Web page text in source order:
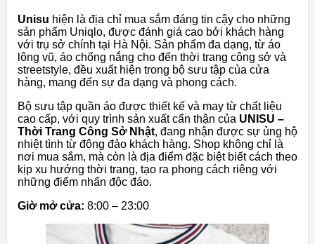
Unisu hiện là địa chỉ mua sắm đáng tin cậy cho những
sản phẩm Uniqlo, được đánh giá cao bởi khách hàng
với trụ sở chính tại Hà Nội. Sản phẩm đa dạng, từ áo
lông vũ, áo chống nắng cho đến thời trang công sở và
streetstyle, đều xuất hiện trong bộ sưu tập của cửa
hàng, mang đến sự đa dạng và phong cách.
Bộ sưu tập quần áo được thiết kế và may từ chất liệu
cao cấp, với quy trình sản xuất cẩn thận của UNISU –
Thời Trang Công Sở Nhật, đang nhận được sự ủng hộ
nhiệt tình từ đông đảo khách hàng. Shop không chỉ là
nơi mua sắm, mà còn là địa điểm đặc biệt biết cách theo
kịp xu hướng thời trang, tạo ra phong cách riêng với
những điểm nhấn độc đáo.
Giờ mở cửa: 8:00 – 23:00